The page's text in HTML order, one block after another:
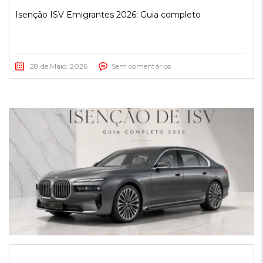
Isenção ISV Emigrantes 2026: Guia completo
28 de Maio, 2026 Sem comentários